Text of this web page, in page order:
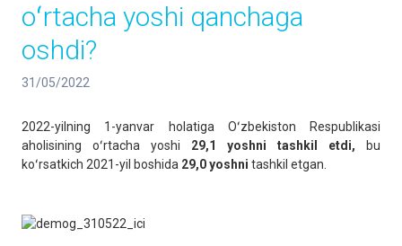
oʻrtacha yoshi qanchaga
oshdi?
31/05/2022
2022-yilning 1-yanvar holatiga Oʻzbekiston Respublikasi
aholisining oʻrtacha yoshi 29,1 yoshni tashkil etdi,
bu
koʻrsatkich 2021-yil boshida 29,0 yoshni tashkil etgan.